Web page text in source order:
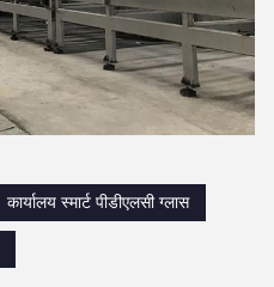
कार्यालय स्मार्ट पीडीएलसी ग्लास